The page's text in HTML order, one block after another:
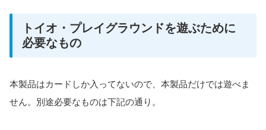
トイオ・プレイグラウンドを遊ぶために
必要なもの
本製品はカードしか入ってないので、本製品だけでは遊べま
せん。別途必要なものは下記の通り。